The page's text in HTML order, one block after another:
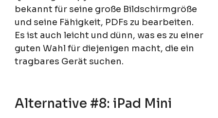
bekannt für seine große Bildschirmgröße
und seine Fähigkeit, PDFs zu bearbeiten.
Es ist auch leicht und dünn, was es zu einer
guten Wahl für diejenigen macht, die ein
tragbares Gerät suchen.
Alternative #8: iPad Mini